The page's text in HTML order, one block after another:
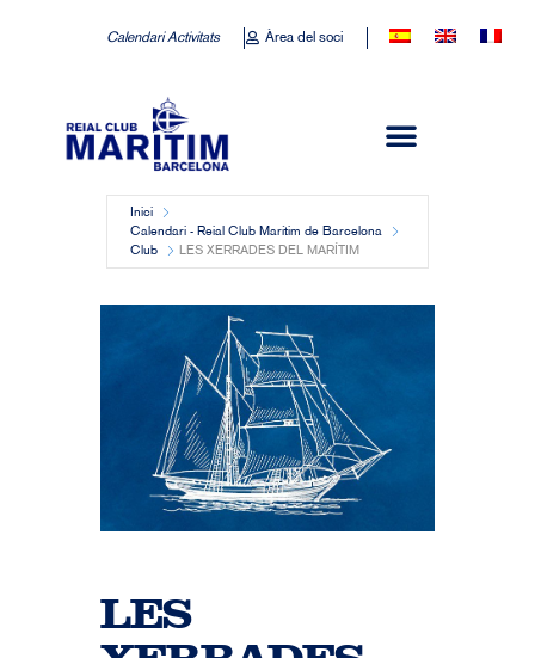
Calendari Activitats Àrea del soci
Inici
Calendari - Reial Club Marítim de Barcelona
Club
LES XERRADES DEL MARÍTIM
LES